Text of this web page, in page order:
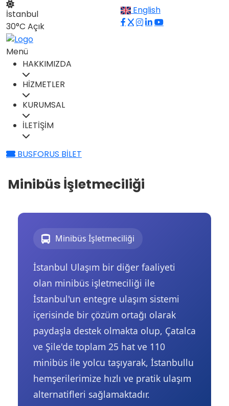
İstanbul
30°C Açık
English
Menü
HAKKIMIZDA
HİZMETLER
KURUMSAL
İLETİŞİM
BUSFORUS BİLET
Minibüs İşletmeciliği
Minibüs İşletmeciliği
İstanbul Ulaşım bir diğer faaliyeti
olan minibüs işletmeciliği ile
İstanbul'un entegre ulaşım sistemi
içerisinde bir çözüm ortağı olarak
paydaşla destek olmakta olup, Çatalca
ve Şile'de toplam 25 hat ve 110
minibüs ile yolcu taşıyarak, İstanbullu
hemşerilerimize hızlı ve pratik ulaşım
alternatifleri sağlamaktadır.